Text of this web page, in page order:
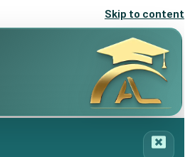
Skip to content